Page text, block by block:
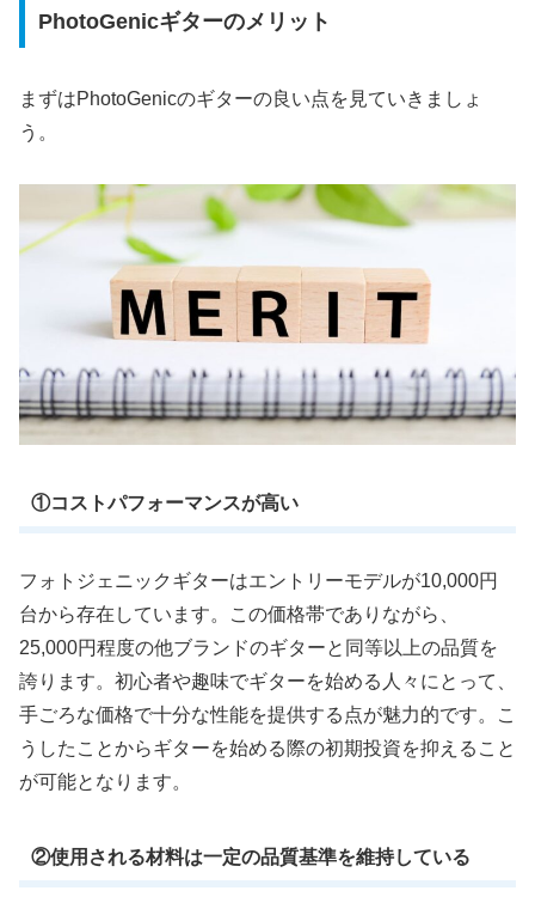
PhotoGenicギターのメリット
まずはPhotoGenicのギターの良い点を見ていきましょ
う。
①コストパフォーマンスが高い
フォトジェニックギターはエントリーモデルが10,000円
台から存在しています。この価格帯でありながら、
25,000円程度の他ブランドのギターと同等以上の品質を
誇ります。初心者や趣味でギターを始める人々にとって、
手ごろな価格で十分な性能を提供する点が魅力的です。こ
うしたことからギターを始める際の初期投資を抑えること
が可能となります。
②使用される材料は一定の品質基準を維持している